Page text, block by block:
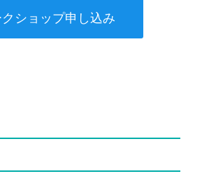
クショップ申し込み